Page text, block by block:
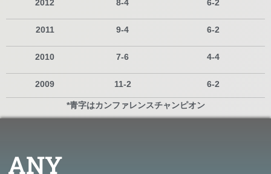
2012 8-4 6-2
2011 9-4 6-2
2010 7-6 4-4
2009 11-2 6-2
*青字はカンファレンスチャンピオン
ANY